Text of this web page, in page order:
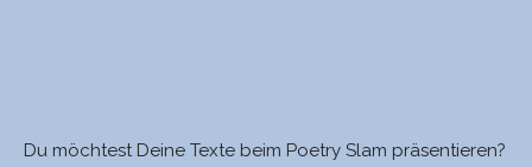
Du möchtest Deine Texte beim Poetry Slam präsentieren?